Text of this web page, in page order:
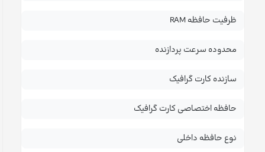
ظرفیت حافظه RAM
محدوده سرعت پردازنده
سازنده کارت گرافیک
حافظه اختصاصی کارت گرافیک
نوع حافظه داخلی